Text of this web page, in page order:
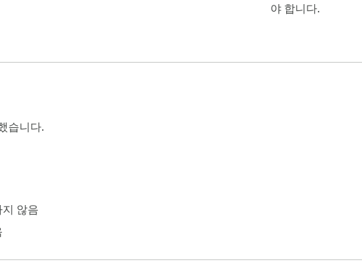
화 된 상점 목록.
이입니다. 필라멘트,에너지,기계 감가 상각,실패한 인쇄물,노동 및 마크
제공합니다. 번호를 한 번 설정 한 다음 즉시 작업을 계산하십시오.
야 합니다.
습니다.
않음